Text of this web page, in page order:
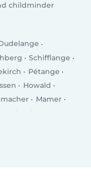
childminder
Schifflange
Pétange
Howald
Mamer
Kayl
Tétange